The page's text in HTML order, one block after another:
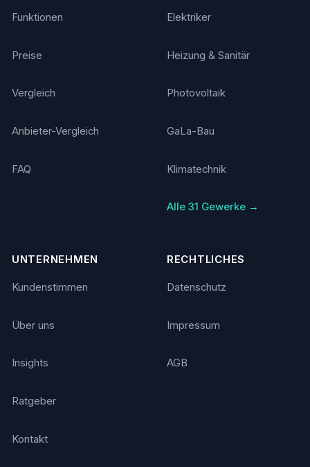
Funktionen
Preise
Vergleich
Anbieter-Vergleich
FAQ
Elektriker
Heizung & Sanitär
Photovoltaik
GaLa-Bau
Klimatechnik
Alle 31 Gewerke →
UNTERNEHMEN
Kundenstimmen
Über uns
Insights
Ratgeber
Kontakt
RECHTLICHES
Datenschutz
Impressum
AGB